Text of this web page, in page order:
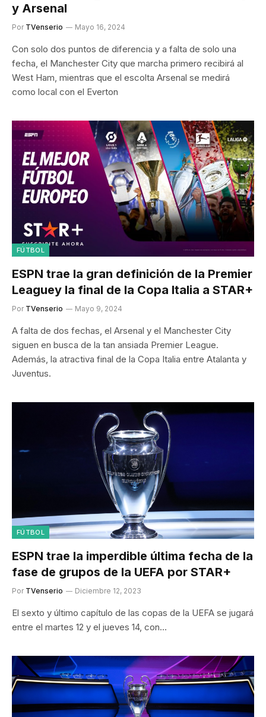
y Arsenal
Por TVenserio Mayo 16, 2024
Con solo dos puntos de diferencia y a falta de solo una
fecha, el Manchester City que marcha primero recibirá al
West Ham, mientras que el escolta Arsenal se medirá
como local con el Everton
FÚTBOL
ESPN trae la gran definición de la Premier
Leaguey la final de la Copa Italia a STAR+
Por TVenserio Mayo 9, 2024
A falta de dos fechas, el Arsenal y el Manchester City
siguen en busca de la tan ansiada Premier League.
Además, la atractiva final de la Copa Italia entre Atalanta y
Juventus.
FÚTBOL
ESPN trae la imperdible última fecha de la
fase de grupos de la UEFA por STAR+
Por TVenserio Diciembre 12, 2023
El sexto y último capítulo de las copas de la UEFA se jugará
entre el martes 12 y el jueves 14, con…